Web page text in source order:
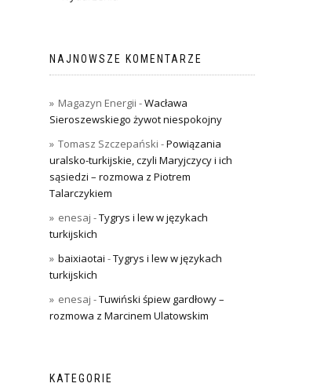
NAJNOWSZE KOMENTARZE
Magazyn Energii -Wacława
Sieroszewskiego żywot niespokojny
Tomasz Szczepański -Powiązania
uralsko-turkijskie, czyli Maryjczycy i ich
sąsiedzi – rozmowa z Piotrem
Talarczykiem
enesaj -Tygrys i lew w językach
turkijskich
baixiaotai -Tygrys i lew w językach
turkijskich
enesaj -Tuwiński śpiew gardłowy –
rozmowa z Marcinem Ulatowskim
KATEGORIE